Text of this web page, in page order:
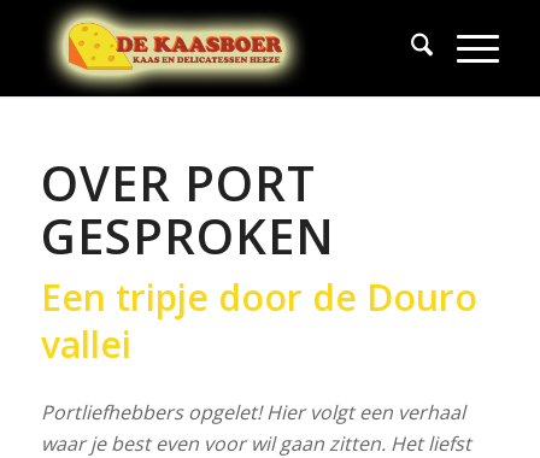
OVER PORT
GESPROKEN
Een tripje door de Douro
vallei
Portliefhebbers opgelet! Hier volgt een verhaal
waar je best even voor wil gaan zitten. Het liefst